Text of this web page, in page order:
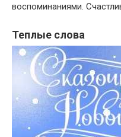
воспоминаниями.
Теплые слова